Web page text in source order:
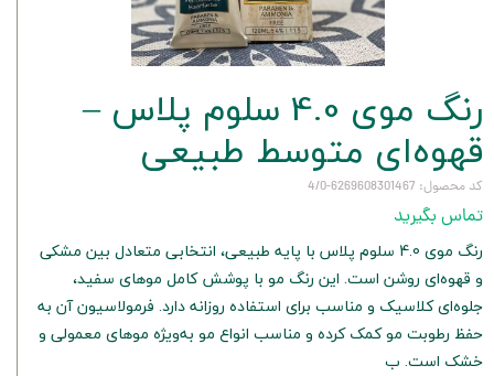
رنگ موی 4.0 سلوم پلاس –
قهوه‌ای متوسط طبیعی
کد محصول: 6269608301467-4/0
تماس بگیرید
رنگ موی 4.0 سلوم پلاس با پایه طبیعی، انتخابی متعادل بین مشکی
و قهوه‌ای روشن است. این رنگ مو با پوشش کامل موهای سفید،
جلوه‌ای کلاسیک و مناسب برای استفاده روزانه دارد. فرمولاسیون آن به
حفظ رطوبت مو کمک کرده و مناسب انواع مو به‌ویژه موهای معمولی و
خشک است. ب